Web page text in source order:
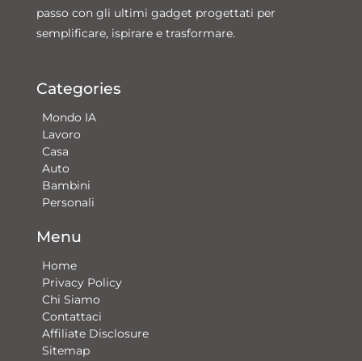
passo con gli ultimi gadget progettati per
semplificare, ispirare e trasformare.
Categories
Mondo IA
Lavoro
Casa
Auto
Bambini
Personali
Menu
Home
Privacy Policy
Chi Siamo
Contattaci​
Affiliate Disclosure
Sitemap